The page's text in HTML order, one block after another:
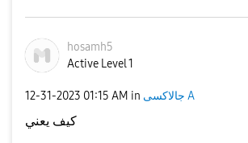
hosamh5
Active Level 1
‎12-31-2023 01:15 AM in جالاكسى A
كيف يعني